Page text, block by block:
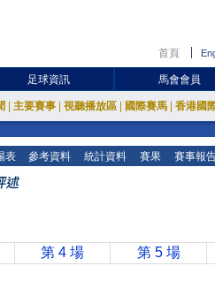
首頁
足球資訊 馬會會員
主要賽事 視聽播放區 國際賽馬 香港國
表 參考資料 統計資料 賽果 賽事報
第 4 場 第 5 場